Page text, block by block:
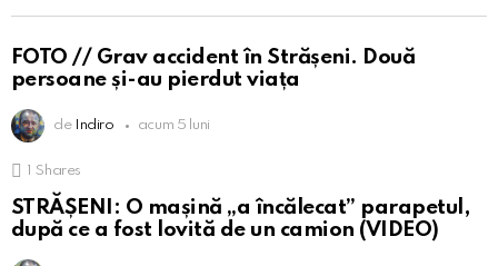
FOTO // Grav accident în Strășeni. Două
persoane și-au pierdut viața
de Indiro acum 5 luni
Shares
STRĂȘENI: O mașină „a încălecat” parapetul,
după ce a fost lovită de un camion (VIDEO)